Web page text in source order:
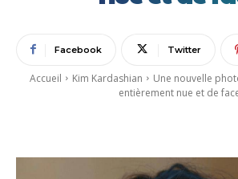
Facebook Twitter
Accueil Kim Kardashian
Une nouvelle
entièrement nue et de